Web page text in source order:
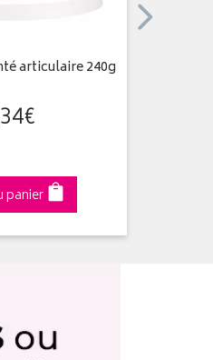
articulaire 240g
34€
panier